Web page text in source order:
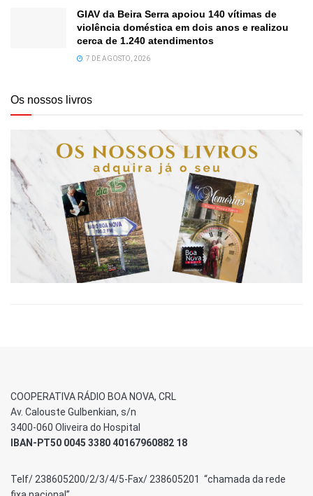
GIAV da Beira Serra apoiou 140 vítimas de
violência doméstica em dois anos e realizou
cerca de 1.240 atendimentos
7 DE AGOSTO, 2026
Os nossos livros
COOPERATIVA RÁDIO BOA NOVA, CRL
Av. Calouste Gulbenkian, s/n
3400-060 Oliveira do Hospital
IBAN-PT50 0045 3380 40167960882 18
Telf/ 238605200/2/3/4/5-Fax/ 238605201 “chamada da rede